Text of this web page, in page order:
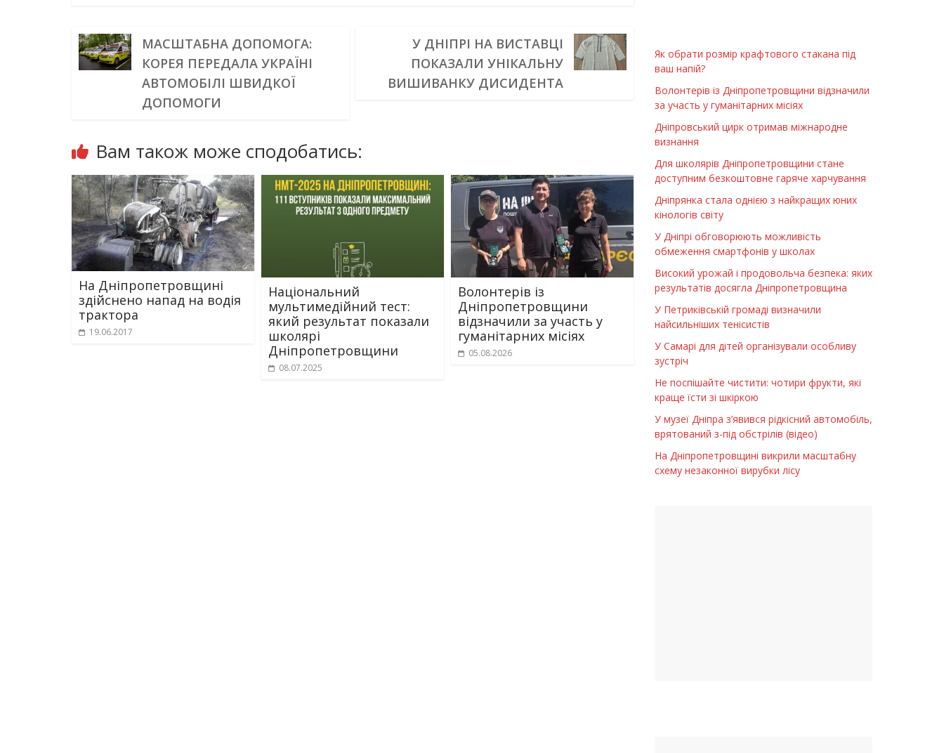
МАСШТАБНА ДОПОМОГА:
КОРЕЯ ПЕРЕДАЛА УКРАЇНІ
АВТОМОБІЛІ ШВИДКОЇ
ДОПОМОГИ
У ДНІПРІ НА ВИСТАВЦІ
ПОКАЗАЛИ УНІКАЛЬНУ
ВИШИВАНКУ ДИСИДЕНТА
Вам також може сподобатись:
На Дніпропетровщині
здійснено напад на водія
трактора
19.06.2017
Національний
мультимедійний тест:
який результат показали
школярі
Дніпропетровщини
08.07.2025
Волонтерів із
Дніпропетровщини
відзначили за участь у
гуманітарних місіях
05.08.2026
Як обрати розмір крафтового стакана під
ваш напій?
Волонтерів із Дніпропетровщини відзначили
за участь у гуманітарних місіях
Дніпровський цирк отримав міжнародне
визнання
Для школярів Дніпропетровщини стане
доступним безкоштовне гаряче харчування
Дніпрянка стала однією з найкращих юних
кінологів світу
У Дніпрі обговорюють можливість
обмеження смартфонів у школах
Високий урожай і продовольча безпека: яких
результатів досягла Дніпропетровщина
У Петриківській громаді визначили
найсильніших тенісистів
У Самарі для дітей організували особливу
зустріч
Не поспішайте чистити: чотири фрукти, які
краще їсти зі шкіркою
У музеї Дніпра з’явився рідкісний автомобіль,
врятований з-під обстрілів (відео)
На Дніпропетровщині викрили масштабну
схему незаконної вирубки лісу